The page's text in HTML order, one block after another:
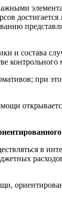
достигается
и состава
контрольного
при
в